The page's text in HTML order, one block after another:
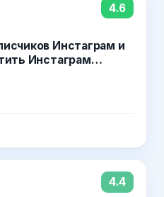
4.6
Инстаграм и
Инстаграм
2019
4.4